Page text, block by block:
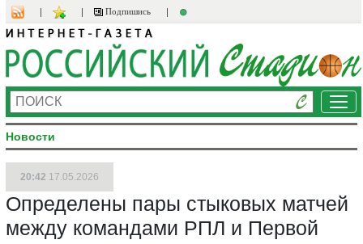
Подпишись
Новости
20:42 17.05.2026
Определены пары стыковых матчей
между командами РПЛ и Первой